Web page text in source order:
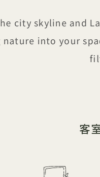
city skyline and
into your
客